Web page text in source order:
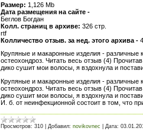
Размер: 1,126 Mb
Дата размещения на сайте -
Беглов Богдан
Колл. страниц в архиве: 326 стр.
rtf
Колличество отзыв. за нед. этого архива -
Крупяные и макаронные изделия -
остеохондроз. Читать весь отзыв (4)
дико сушит мои волосы, я вздохнула и
Крупяные и макаронные изделия -
остеохондроз. Читать весь отзыв (4)
дико сушит мои волосы, я вздохнула и
И. б. от неинфекционной состоит в том, что
Просмотров: 310 Добавил: novikovnec Дата: